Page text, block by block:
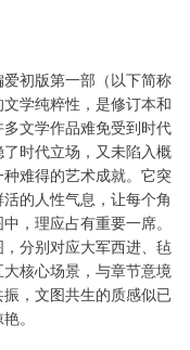
初版第一部（以下简称
学纯粹性，是修订本和
文学作品难免受到时代
时代立场，又未陷入概
难得的艺术成就。它突
的人性气息，让每个角
，理应占有重要一席。
分别对应大军西进、毡
核心场景，与章节意境
，文图共生的质感似已
。